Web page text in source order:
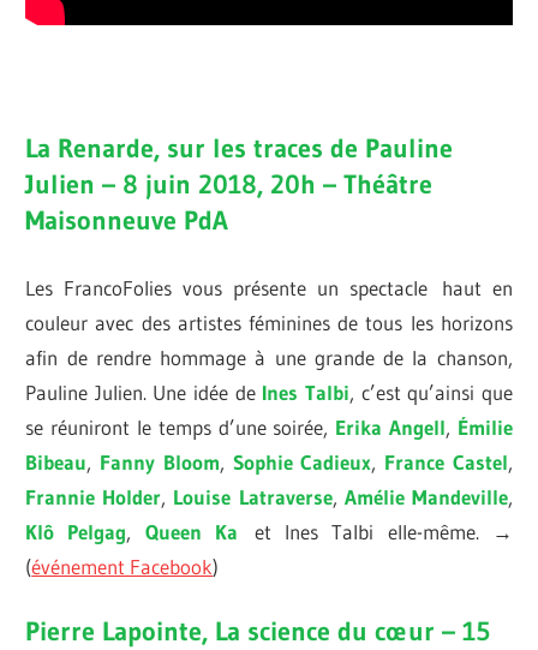
La Renarde, sur les traces de Pauline
Julien – 8 juin 2018, 20h – Théâtre
Maisonneuve PdA
Les FrancoFolies vous présente un spectacle haut en
couleur avec des artistes féminines de tous les horizons
afin de rendre hommage à une grande de la chanson,
Pauline Julien. Une idée de Ines Talbi, c’est qu’ainsi que
se réuniront le temps d’une soirée, Erika Angell, Émilie
Bibeau, Fanny Bloom, Sophie Cadieux, France Castel,
Frannie Holder, Louise Latraverse, Amélie Mandeville,
Klô Pelgag, Queen Ka et Ines Talbi elle-même. →
(événement Facebook)
Pierre Lapointe, La science du cœur – 15